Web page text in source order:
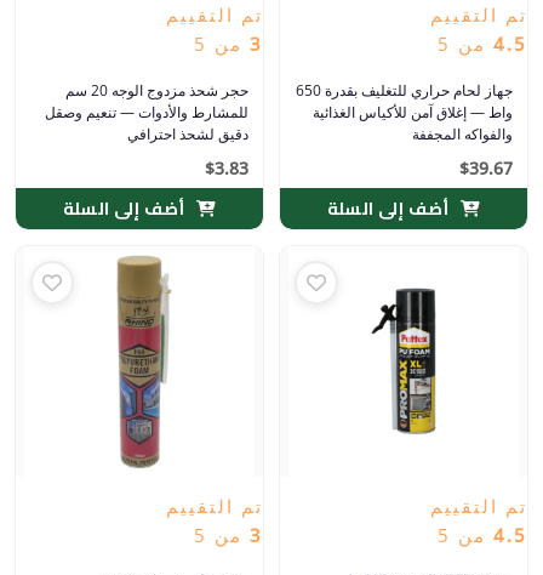
تم التقييم
4.5 من 5
جهاز لحام حراري للتغليف بقدرة 650
واط — إغلاق آمن للأكياس الغذائية
والفواكه المجففة
$39.67
أضف إلى السلة
تم التقييم
3 من 5
حجر شحذ مزدوج الوجه 20 سم
للمشارط والأدوات — تنعيم وصقل
دقيق لشحذ احترافي
$3.83
أضف إلى السلة
تم التقييم
4.5 من 5
تم التقييم
3 من 5